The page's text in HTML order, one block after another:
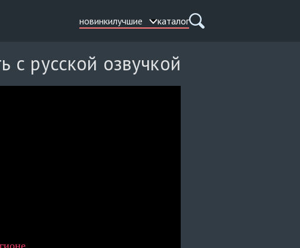
новинкилучшие каталог
с русской озвучкой